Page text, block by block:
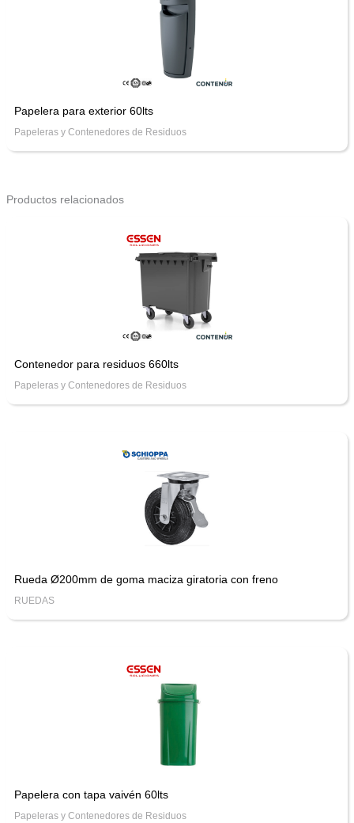
Papelera para exterior 60lts
Papeleras y Contenedores de Residuos
Productos relacionados
Contenedor para residuos 660lts
Papeleras y Contenedores de Residuos
Rueda Ø200mm de goma maciza giratoria con freno
RUEDAS
Papelera con tapa vaivén 60lts
Papeleras y Contenedores de Residuos